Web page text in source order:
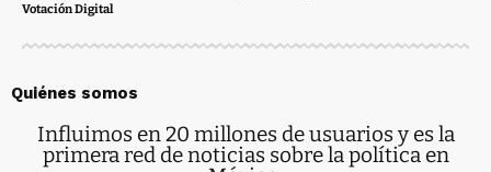
Votación Digital
Quiénes somos
Influimos en 20 millones de usuarios y es la
primera red de noticias sobre la política en